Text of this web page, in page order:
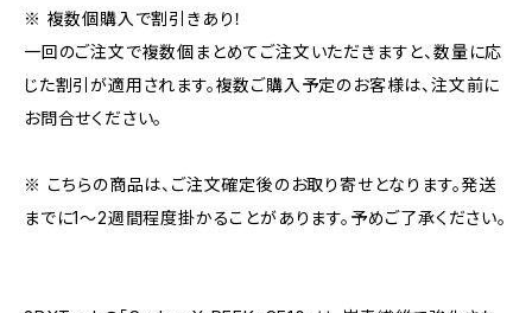
※ 複数個購入で割引きあり！
一回のご注文で複数個まとめてご注文いただきますと、数量に応
じた割引が適用されます。複数ご購入予定のお客様は、注文前に
お問合せください。
※ こちらの商品は、ご注文確定後のお取り寄せとなります。発送
までに1～2週間程度掛かることがあります。予めご了承ください。